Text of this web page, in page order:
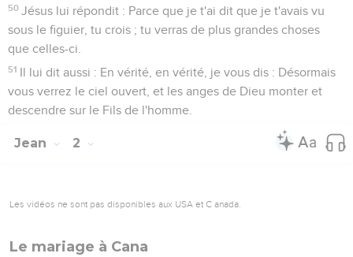
50 Jésus lui répondit : Parce que je t'ai dit que je t'avais vu
sous le figuier, tu crois ; tu verras de plus grandes choses
que celles-ci.
51 Il lui dit aussi : En vérité, en vérité, je vous dis : Désormais
vous verrez le ciel ouvert, et les anges de Dieu monter et
descendre sur le Fils de l'homme.
Jean 2
Les vidéos ne sont pas disponibles aux USA et C anada.
Le mariage à Cana